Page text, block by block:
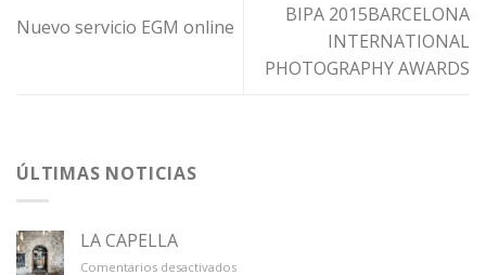
Nuevo servicio EGM online
BIPA 2015BARCELONA
INTERNATIONAL
PHOTOGRAPHY AWARDS
ÚLTIMAS NOTICIAS
LA CAPELLA
Comentarios desactivadosen